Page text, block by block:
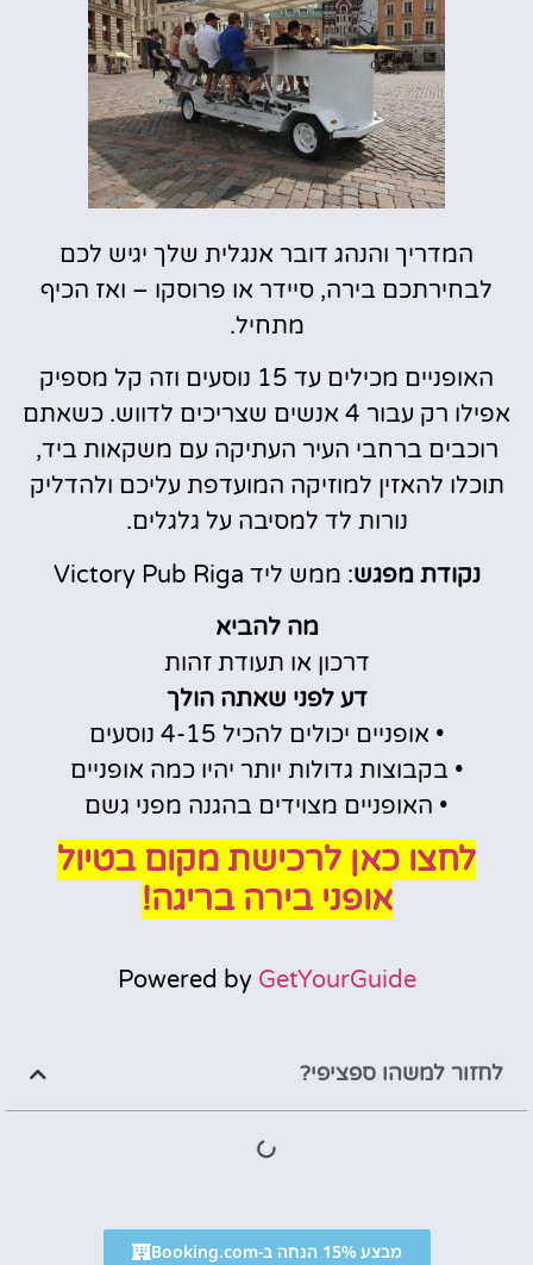
המדריך והנהג דובר אנגלית שלך יגיש לכם
לבחירתכם בירה, סיידר או פרוסקו – ואז הכיף
מתחיל.
האופניים מכילים עד 15 נוסעים וזה קל מספיק
אפילו רק עבור 4 אנשים שצריכים לדווש. כשאתם
רוכבים ברחבי העיר העתיקה עם משקאות ביד,
תוכלו להאזין למוזיקה המועדפת עליכם ולהדליק
נורות לד למסיבה על גלגלים.
נקודת מפגש: ממש ליד Victory Pub Riga
מה להביא
דרכון או תעודת זהות
דע לפני שאתה הולך
• אופניים יכולים להכיל 4-15 נוסעים
• בקבוצות גדולות יותר יהיו כמה אופניים
• האופניים מצוידים בהגנה מפני גשם
לחצו כאן לרכישת מקום בטיול
אופני בירה בריגה!
Powered by GetYourGuide
לחזור למשהו ספציפי?
מבצע 15% הנחה ב-Booking.com